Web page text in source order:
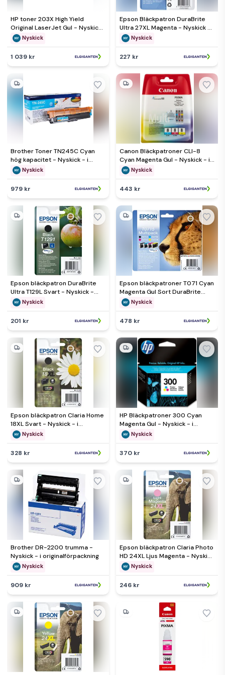
HP toner 203X High Yield
Original LaserJet Gul - Nyskick
- originalförpackning saknas
Nyskick
1 039 kr
Epson Bläckpatron DuraBrite
Ultra 27XL Magenta - Nyskick -
originalförpackning saknas
Nyskick
227 kr
Brother Toner TN245C Cyan
hög kapacitet - Nyskick - i
originalförpackning
Nyskick
979 kr
Canon Bläckpatroner CLI-8
Cyan Magenta Gul - Nyskick - i
originalförpackning
Nyskick
443 kr
Epson bläckpatron DuraBrite
Ultra T129L Svart - Nyskick -
originalförpackning saknas
Nyskick
201 kr
Epson bläckpatroner T071 Cyan
Magenta Gul Sort DuraBrite
Ultra - Nyskick - i
originalförpackning
Nyskick
478 kr
Epson bläckpatron Claria Home
18XL Svart - Nyskick - i
originalförpackning
Nyskick
328 kr
HP Bläckpatroner 300 Cyan
Magenta Gul - Nyskick - i
originalförpackning
Nyskick
370 kr
Brother DR-2200 trumma -
Nyskick - i originalförpackning
Nyskick
909 kr
Epson bläckpatron Claria Photo
HD 24XL Ljus Magenta - Nyskick
- originalförpackning saknas
Nyskick
246 kr